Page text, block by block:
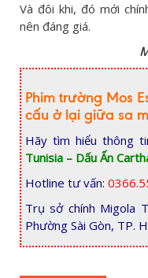
Và đôi khi, đó mới
nên đáng giá.
Phim trường Mos
cấu ở lại giữa sa
Hãy tìm hiểu thông
Tunisia – Dấu Ấn
Hotline tư vấn:
Trụ sở chính Migola
Phường Sài Gòn, TP.